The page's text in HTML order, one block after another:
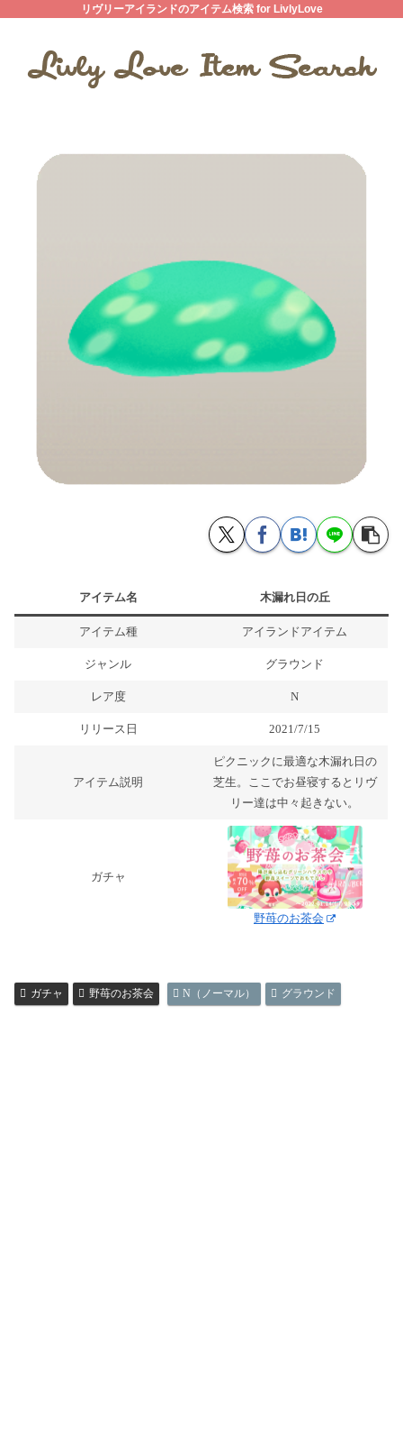
リヴリーアイランドのアイテム検索 for LivlyLove
アイテム名 木漏れ日の丘
アイテム種 アイランドアイテム
ジャンル グラウンド
レア度 N
リリース日 2021/7/15
アイテム説明
ピクニックに最適な木漏れ日の
芝生。ここでお昼寝するとリヴ
リー達は中々起きない。
ガチャ
野苺のお茶会
ガチャ 野苺のお茶会 N（ノーマル） グラウンド